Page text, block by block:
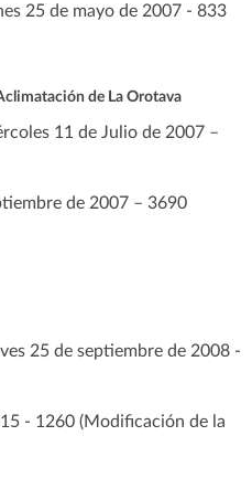
25 de mayo de 2007 - 833
de La Orotava
11 de Julio de 2007 –
de 2007 – 3690
25 de septiembre de 2008 -
- 1260 (Modificación de la